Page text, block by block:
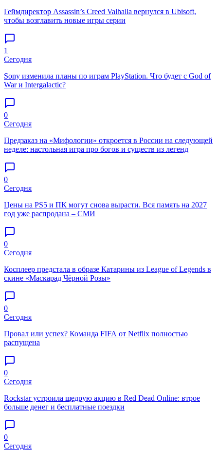
Геймдиректор Assassin’s Creed Valhalla вернулся в Ubisoft,
чтобы возглавить новые игры серии
1
Сегодня
Sony изменила планы по играм PlayStation. Что будет с God of
War и Intergalactic?
0
Сегодня
Предзаказ на «Мифологии» откроется в России на следующей
неделе: настольная игра про богов и существ из легенд
0
Сегодня
Цены на PS5 и ПК могут снова вырасти. Вся память на 2027
год уже распродана – СМИ
0
Сегодня
Косплеер предстала в образе Катарины из League of Legends в
скине «Маскарад Чёрной Розы»
0
Сегодня
Провал или успех? Команда FIFA от Netflix полностью
распущена
0
Сегодня
Rockstar устроила щедрую акцию в Red Dead Online: втрое
больше денег и бесплатные поездки
0
Сегодня